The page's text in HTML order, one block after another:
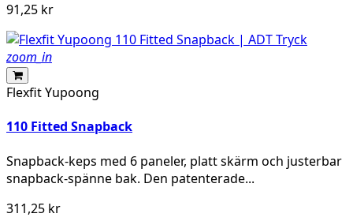
91,25 kr
zoom_in
Flexfit Yupoong
110 Fitted Snapback
Snapback-keps med 6 paneler, platt skärm och justerbar
snapback-spänne bak. Den patenterade...
311,25 kr